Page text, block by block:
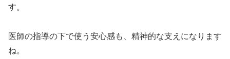
す。
医師の指導の下で使う安心感も、精神的な支えになります
ね。